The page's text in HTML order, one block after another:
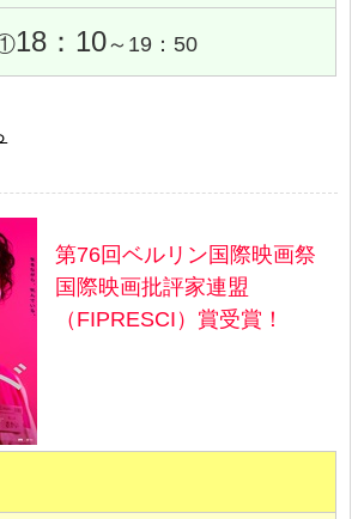
18：10～19：50
第76回ベルリン国際映画祭
国際映画批評家連盟
（FIPRESCI）賞受賞！